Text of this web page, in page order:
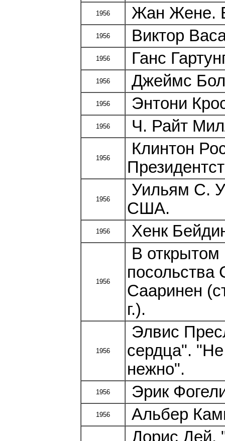
1956 Жан Жене.
1956 Виктор
1956 Ганс
1956 Джеймс
1956 Энтони
1956 Ч. Райт
1956
Клинтон
1956
Уильям С.
США.
1956 Хенк
1956
В открытом
Сааринен
г.).
1956
Элвис
сердца".
нежно".
1956 Эрик
1956
Альбер
Дорис Дей.